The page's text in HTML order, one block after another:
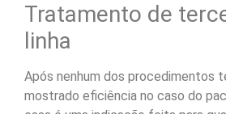
Tratamento de
linha
Após nenhum dos procedimentos
mostrado eficiência no caso do